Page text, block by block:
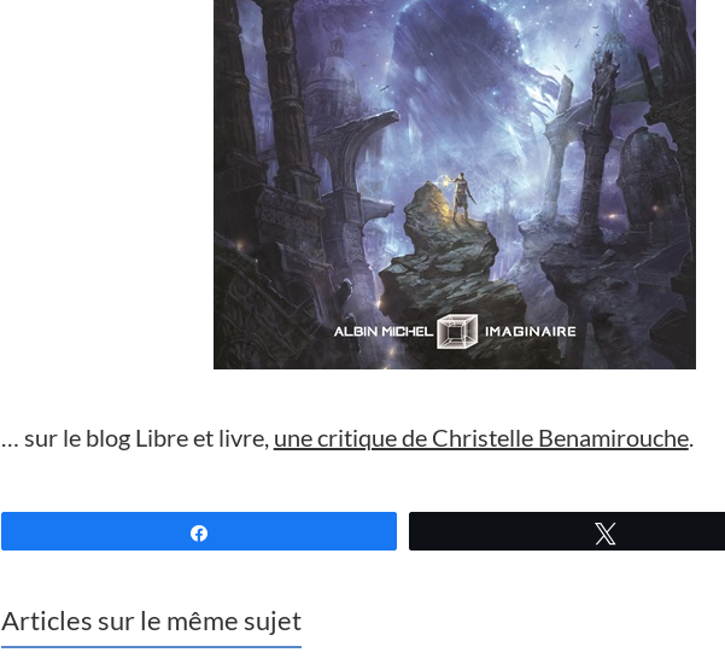
… sur le blog Libre et livre, une critique de Christelle Benamirouche.
Articles sur le même sujet